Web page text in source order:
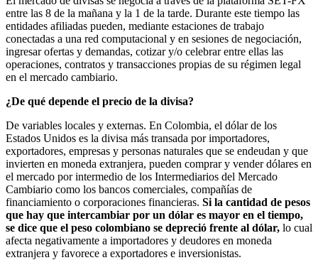
entre las 8 de la mañana y la 1 de la tarde. Durante este tiempo las
entidades afiliadas pueden, mediante estaciones de trabajo
conectadas a una red computacional y en sesiones de negociación,
ingresar ofertas y demandas, cotizar y/o celebrar entre ellas las
operaciones, contratos y transacciones propias de su régimen legal
en el mercado cambiario.
¿De qué depende el precio de la divisa?
De variables locales y externas. En Colombia, el dólar de los
Estados Unidos es la divisa más transada por importadores,
exportadores, empresas y personas naturales que se endeudan y que
invierten en moneda extranjera, pueden comprar y vender dólares en
el mercado por intermedio de los Intermediarios del Mercado
Cambiario como los bancos comerciales, compañías de
financiamiento o corporaciones financieras. Si la cantidad de pesos
que hay que intercambiar por un dólar es mayor en el tiempo,
se dice que el peso colombiano se depreció frente al dólar, lo cual
afecta negativamente a importadores y deudores en moneda
extranjera y favorece a exportadores e inversionistas.